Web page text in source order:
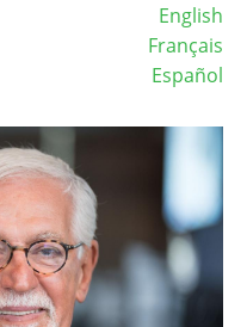
English
Français
Español